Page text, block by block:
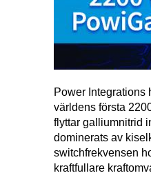
Power Integrations
världens första
flyttar galliumnitrid
dominerats av
switchfrekvensen
kraftfullare